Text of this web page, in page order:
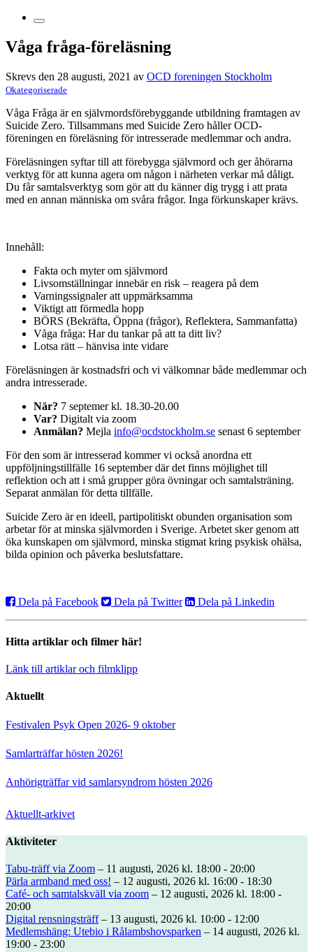
Våga fråga-föreläsning
Skrevs den 28 augusti, 2021 av OCD foreningen Stockholm
Okategoriserade
Våga Fråga är en självmordsförebyggande utbildning framtagen av
Suicide Zero. Tillsammans med Suicide Zero håller OCD-
föreningen en föreläsning för intresserade medlemmar och andra.
Föreläsningen syftar till att förebygga självmord och ger åhörarna
verktyg för att kunna agera om någon i närheten verkar må dåligt.
Du får samtalsverktyg som gör att du känner dig trygg i att prata
med en annan människa om svåra frågor. Inga förkunskaper krävs.
Innehåll:
Fakta och myter om självmord
Livsomställningar innebär en risk – reagera på dem
Varningssignaler att uppmärksamma
Viktigt att förmedla hopp
BÖRS (Bekräfta, Öppna (frågor), Reflektera, Sammanfatta)
Våga fråga: Har du tankar på att ta ditt liv?
Lotsa rätt – hänvisa inte vidare
Föreläsningen är kostnadsfri och vi välkomnar både medlemmar och
andra intresserade.
När? 7 septemer kl. 18.30-20.00
Var? Digitalt via zoom
Anmälan? Mejla info@ocdstockholm.se senast 6 september
För den som är intresserad kommer vi också anordna ett
uppföljningstillfälle 16 september där det finns möjlighet till
reflektion och att i små grupper göra övningar och samtalsträning.
Separat anmälan för detta tillfälle.
Suicide Zero är en ideell, partipolitiskt obunden organisation som
arbetar för at minska självmorden i Sverige. Arbetet sker genom att
öka kunskapen om självmord, minska stigmat kring psykisk ohälsa,
bilda opinion och påverka beslutsfattare.
Dela på Facebook Dela på Twitter Dela på Linkedin
Hitta artiklar och filmer här!
Länk till artiklar och filmklipp
Aktuellt
Festivalen Psyk Open 2026- 9 oktober
Samlarträffar hösten 2026!
Anhörigträffar vid samlarsyndrom hösten 2026
Aktuellt-arkivet
Aktiviteter
Tabu-träff via Zoom – 11 augusti, 2026 kl. 18:00 - 20:00
Pärla armband med oss! – 12 augusti, 2026 kl. 16:00 - 18:30
Café- och samtalskväll via zoom – 12 augusti, 2026 kl. 18:00 -
20:00
Digital rensningsträff– 13 augusti, 2026 kl. 10:00 - 12:00
Medlemshäng: Utebio i Rålambshovsparken – 14 augusti, 2026 kl.
19:00 - 23:00